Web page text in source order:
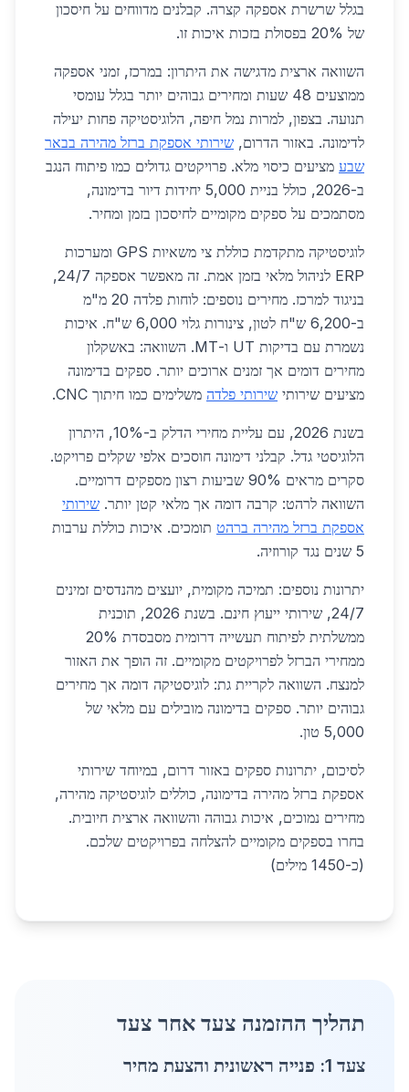
בגלל שרשרת אספקה קצרה. קבלנים מדווחים על חיסכון
של 20% בפסולת בזכות איכות זו.
השוואה ארצית מדגישה את היתרון: במרכז, זמני אספקה
ממוצעים 48 שעות ומחירים גבוהים יותר בגלל עומסי
תנועה. בצפון, למרות נמל חיפה, הלוגיסטיקה פחות יעילה
לדימונה. באזור הדרום, שירותי אספקת ברזל מהירה בבאר
שבע מציעים כיסוי מלא. פרויקטים גדולים כמו פיתוח הנגב
ב-2026, כולל בניית 5,000 יחידות דיור בדימונה,
מסתמכים על ספקים מקומיים לחיסכון בזמן ומחיר.
לוגיסטיקה מתקדמת כוללת צי משאיות GPS ומערכות
ERP לניהול מלאי בזמן אמת. זה מאפשר אספקה 24/7,
בניגוד למרכז. מחירים נוספים: לוחות פלדה 20 מ"מ
ב-6,200 ש"ח לטון, צינורות גלוי 6,000 ש"ח. איכות
נשמרת עם בדיקות UT ו-MT. השוואה: באשקלון
מחירים דומים אך זמנים ארוכים יותר. ספקים בדימונה
מציעים שירותי שירותי פלדה משלימים כמו חיתוך CNC.
בשנת 2026, עם עליית מחירי הדלק ב-10%, היתרון
הלוגיסטי גדל. קבלני דימונה חוסכים אלפי שקלים פרויקט.
סקרים מראים 90% שביעות רצון מספקים דרומיים.
השוואה לרהט: קרבה דומה אך מלאי קטן יותר. שירותי
אספקת ברזל מהירה ברהט תומכים. איכות כוללת ערבות
5 שנים נגד קורוזיה.
יתרונות נוספים: תמיכה מקומית, יועצים מהנדסים זמינים
24/7, שירותי ייעוץ חינם. בשנת 2026, תוכנית
ממשלתית לפיתוח תעשייה דרומית מסבסדת 20%
ממחירי הברזל לפרויקטים מקומיים. זה הופך את האזור
למנצח. השוואה לקריית גת: לוגיסטיקה דומה אך מחירים
גבוהים יותר. ספקים בדימונה מובילים עם מלאי של
5,000 טון.
לסיכום, יתרונות ספקים באזור דרום, במיוחד שירותי
אספקת ברזל מהירה בדימונה, כוללים לוגיסטיקה מהירה,
מחירים נמוכים, איכות גבוהה והשוואה ארצית חיובית.
בחרו בספקים מקומיים להצלחה בפרויקטים שלכם.
(כ-1450 מילים)
תהליך ההזמנה צעד אחר צעד
צעד 1: פנייה ראשונית והצעת מחיר